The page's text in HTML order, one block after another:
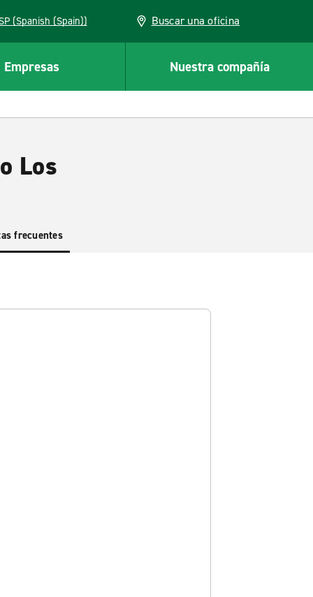
ESP (Spanish (Spain)) Buscar una oficina
Empresas Nuestra compañía
Los
frecuentes